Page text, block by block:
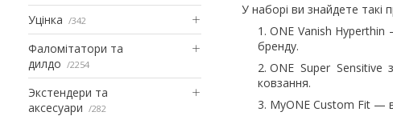
Уцінка 342
Фаломітатори та
дилдо
2254
Экстендери та
аксесуари
282
У наборі ви знайдете такі
ONE Vanish Hyperthin
бренду.
ONE Super
ковзання.
MyONE Custom Fit — в